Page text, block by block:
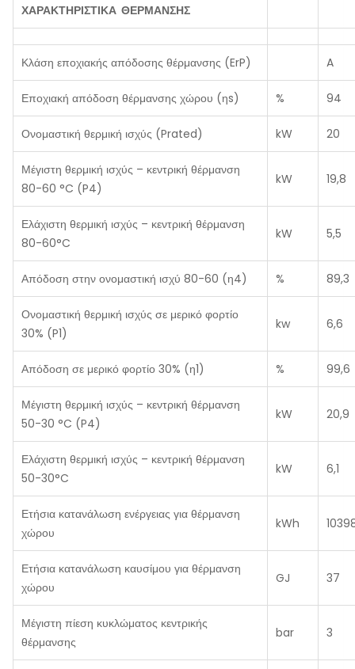
ΧΑΡΑΚΤΗΡΙΣΤΙΚΑ ΘΕΡΜΑΝΣΗΣ
Κλάση εποχιακής απόδοσης θέρμανσης (ErP) A
Εποχιακή απόδοση θέρμανσης χώρου (ηs) % 94
Ονομαστική θερμική ισχύς (Prated) kW 20
Μέγιστη θερμική ισχύς – κεντρική θέρμανση
80-60 °C (P4)
kW 19,8
Ελάχιστη θερμική ισχύς – κεντρική θέρμανση
80-60°C
kW 5,5
Απόδοση στην ονομαστική ισχύ 80-60 (η4) % 89,3
Ονομαστική θερμική ισχύς σε μερικό φορτίο
30% (P1)
kw 6,6
Απόδοση σε μερικό φορτίο 30% (η1) % 99,6
Μέγιστη θερμική ισχύς – κεντρική θέρμανση
50-30 °C (P4)
kW 20,9
Ελάχιστη θερμική ισχύς – κεντρική θέρμανση
50-30°C
kW 6,1
Ετήσια κατανάλωση ενέργειας για θέρμανση
χώρου
kWh
Ετήσια κατανάλωση καυσίμου για θέρμανση
χώρου
GJ 37
Μέγιστη πίεση κυκλώματος κεντρικής
θέρμανσης
bar 3